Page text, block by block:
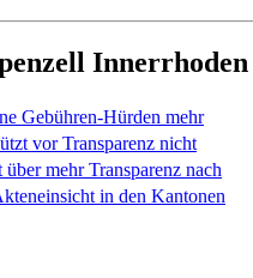
Innerrhoden
Gebühren-Hürden mehr
vor Transparenz nicht
mehr Transparenz nach
in den Kantonen